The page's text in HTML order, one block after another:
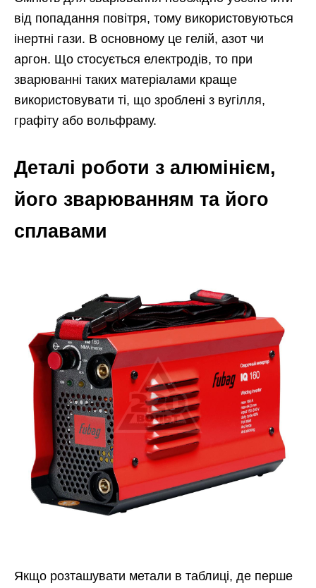
від попадання повітря, тому використовуються
інертні гази. В основному це гелій, азот чи
аргон. Що стосується електродів, то при
зварюванні таких матеріалами краще
використовувати ті, що зроблені з вугілля,
графіту або вольфраму.
Деталі роботи з алюмінієм,
його зварюванням та його
сплавами
Якщо розташувати метали в таблиці, де перше